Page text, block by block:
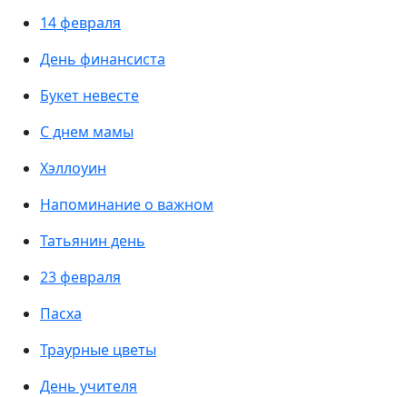
14 февраля
День финансиста
Букет невесте
С днем мамы
Хэллоуин
Напоминание о важном
Татьянин день
23 февраля
Пасха
Траурные цветы
День учителя